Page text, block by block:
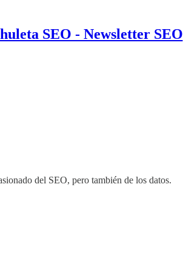
SEO - Newsletter SEO
del SEO, pero también de los datos.